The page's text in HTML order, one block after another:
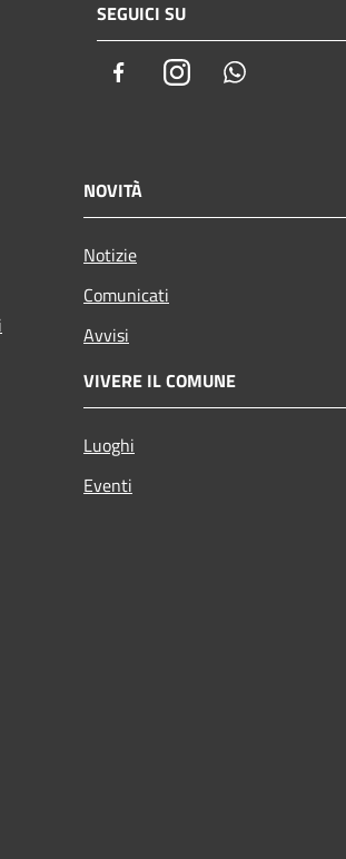
SEGUICI SU
FacebookInstagram
NOVITÀ
Notizie
Comunicati
Avvisi
VIVERE IL COMUNE
Luoghi
Eventi